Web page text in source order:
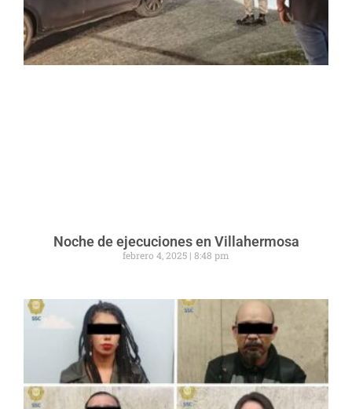
Noche de ejecuciones en Villahermosa
febrero 4, 2025 8:48 pm